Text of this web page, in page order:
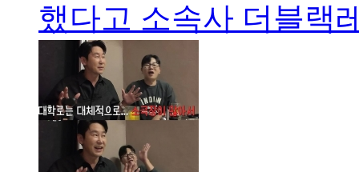
했다고 소속사 더블랙